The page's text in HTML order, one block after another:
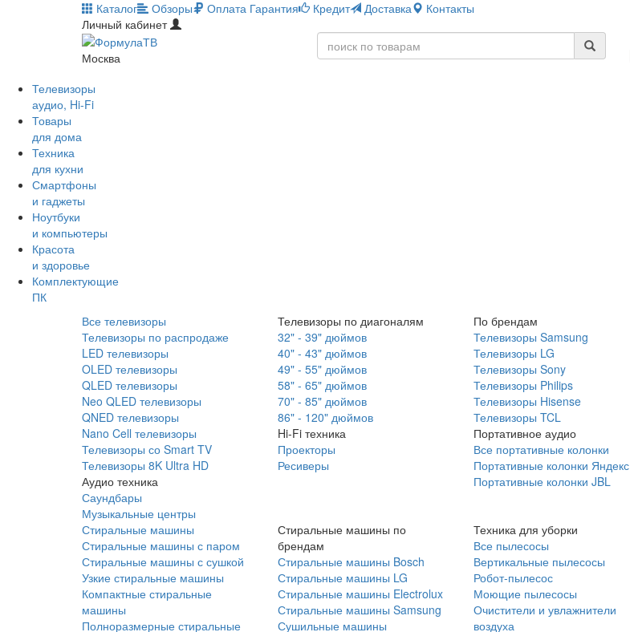
Каталог Обзоры Оплата Гарантия Кредит Доставка
Контакты
Личный кабинет
Москва
Телевизоры
аудио, Hi-Fi
Товары
для дома
Техника
для кухни
Смартфоны
и гаджеты
Ноутбуки
и компьютеры
Красота
и здоровье
Комплектующие
ПК
Все телевизоры
Телевизоры по распродаже
LED телевизоры
OLED телевизоры
QLED телевизоры
Neo QLED телевизоры
QNED телевизоры
Nano Cell телевизоры
Телевизоры со Smart TV
Телевизоры 8K Ultra HD
Аудио техника
Саундбары
Музыкальные центры
Телевизоры по диагоналям
32" - 39" дюймов
40" - 43" дюймов
49" - 55" дюймов
58" - 65" дюймов
70" - 85" дюймов
86" - 120" дюймов
Hi-Fi техника
Проекторы
Ресиверы
По брендам
Телевизоры Samsung
Телевизоры LG
Телевизоры Sony
Телевизоры Philips
Телевизоры Hisense
Телевизоры TCL
Портативное аудио
Все портативные колонки
Портативные колонки Яндекс
Портативные колонки JBL
Стиральные машины
Стиральные машины с паром
Стиральные машины с сушкой
Узкие стиральные машины
Компактные стиральные
машины
Полноразмерные стиральные
Стиральные машины по
брендам
Стиральные машины Bosch
Стиральные машины LG
Стиральные машины Electrolux
Стиральные машины Samsung
Сушильные машины
Техника для уборки
Все пылесосы
Вертикальные пылесосы
Робот-пылесос
Моющие пылесосы
Очистители и увлажнители
воздуха